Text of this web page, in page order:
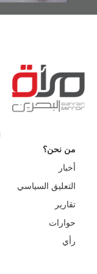
من نحن؟
أخبار
التعليق السياسي
تقارير
حوارات
رأي